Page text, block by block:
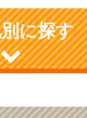
に探す